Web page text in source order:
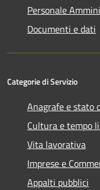
Personale
Documenti e dati
Categorie di Servizio
Anagrafe e stato
Cultura e tempo
Vita lavorativa
Imprese e
Appalti pubblici